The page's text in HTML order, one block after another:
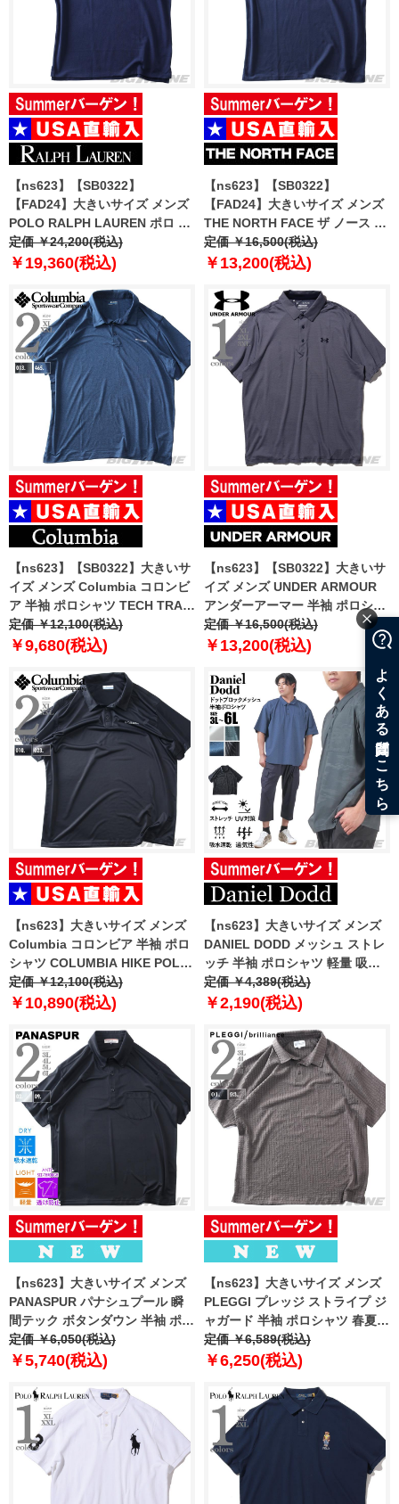
【ns623】【SB0322】
【FAD24】大きいサイズ メンズ
POLO RALPH LAUREN ポロ ラ
ルフローレン ビッグロゴ刺繍 鹿
の子 半袖 ポロシャツ USA直輸入
定価 ￥24,200(税込)
￥19,360(税込)
【ns623】【SB0322】
【FAD24】大きいサイズ メンズ
THE NORTH FACE ザ ノース フ
ェイス 鹿の子 半袖 ポロシャツ
POLO PIQUET USA直輸入
定価 ￥16,500(税込)
￥13,200(税込)
【ns623】【SB0322】大きいサ
イズ メンズ Columbia コロンビ
ア 半袖 ポロシャツ TECH TRAIL
POLO USA直輸入 1768701
定価 ￥12,100(税込)
￥9,680(税込)
【ns623】【SB0322】大きいサ
イズ メンズ UNDER ARMOUR
アンダーアーマー 半袖 ポロシャ
ツ USA直輸入 1378676-410
定価 ￥16,500(税込)
￥13,200(税込)
【ns623】大きいサイズ メンズ
Columbia コロンビア 半袖 ポロ
シャツ COLUMBIA HIKE POLO
USA直輸入 1990401
定価 ￥12,100(税込)
￥10,890(税込)
【ns623】大きいサイズ メンズ
DANIEL DODD メッシュ ストレ
ッチ 半袖 ポロシャツ 軽量 吸水
速乾 405-pr2502 【t2501】
定価 ￥4,389(税込)
￥2,190(税込)
【ns623】大きいサイズ メンズ
PANASPUR パナシュプール 瞬
間テック ボタンダウン 半袖 ポロ
シャツ 軽量 ドライタッチ 春夏新
作 6403-731z
定価 ￥6,050(税込)
￥5,740(税込)
【ns623】大きいサイズ メンズ
PLEGGI プレッジ ストライプ ジ
ャガード 半袖 ポロシャツ 春夏新
作 66-48237-2
定価 ￥6,589(税込)
￥6,250(税込)